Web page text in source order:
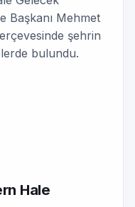
Başkanı Mehmet
şehrin
bulundu.
Hale